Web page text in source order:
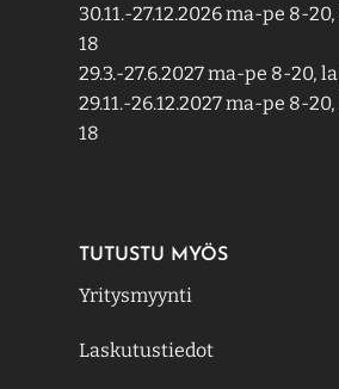
30.11.-27.12.2026 ma-pe 8-
18
29.3.-27.6.2027 ma-pe 8-20,
29.11.-26.12.2027 ma-pe 8-
18
TUTUSTU MYÖS
Yritysmyynti
Laskutustiedot